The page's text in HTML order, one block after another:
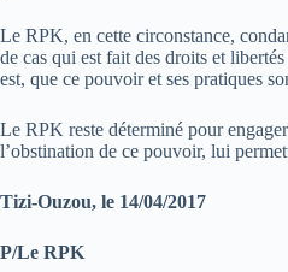
Le RPK, en cette circonstance,
de cas qui est fait des droits et
est, que ce pouvoir et ses pratiques
Le RPK reste déterminé pour
l’obstination de ce pouvoir, lui
Tizi-Ouzou, le 14/04/2017
P/Le RPK